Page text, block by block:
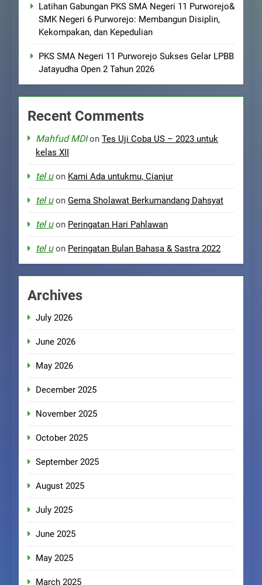
Latihan Gabungan PKS SMA Negeri 11 Purworejo&
SMK Negeri 6 Purworejo: Membangun Disiplin,
Kekompakan, dan Kepedulian
PKS SMA Negeri 11 Purworejo Sukses Gelar LPBB
Jatayudha Open 2 Tahun 2026
Recent Comments
Mahfud MDIon Tes Uji Coba US – 2023 untuk
kelas XII
tel uon Kami Ada untukmu, Cianjur
tel uon Gema Sholawat Berkumandang Dahsyat
tel uon Peringatan Hari Pahlawan
tel uon Peringatan Bulan Bahasa & Sastra 2022
Archives
July 2026
June 2026
May 2026
December 2025
November 2025
October 2025
September 2025
August 2025
July 2025
June 2025
May 2025
March 2025